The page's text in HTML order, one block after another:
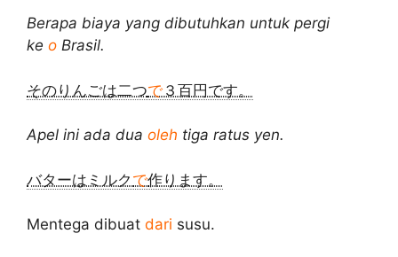
Berapa biaya yang dibutuhkan untuk pergi
ke o Brasil.
そのりんごは二つで３百円です。
Apel ini ada dua oleh tiga ratus yen.
バターはミルク で作ります。
Mentega dibuat dari susu.